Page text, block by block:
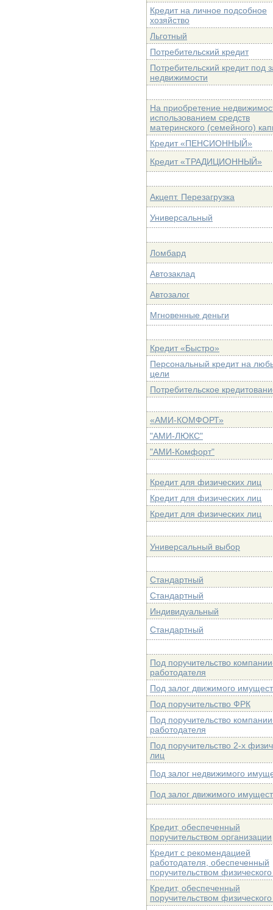
Кредит на личное подсобное
хозяйство
Льготный
Потребительский кредит
Потребительский кредит под
недвижимости
На приобретение
использованием средств
материнского (семейного)
Кредит «ПЕНСИОННЫЙ»
Кредит «ТРАДИЦИОННЫЙ»
Акцепт. Перезагрузка
Универсальный
Ломбард
Автозаклад
Автозалог
Мгновенные деньги
Кредит «Быстро»
Персональный кредит на
цели
Потребительское
«АМИ-КОМФОРТ»
"АМИ-ЛЮКС"
"АМИ-Комфорт"
Кредит для физических лиц
Кредит для физических лиц
Кредит для физических лиц
Универсальный выбор
Стандартный
Стандартный
Индивидуальный
Стандартный
Под поручительство
работодателя
Под залог движимого
Под поручительство ФРК
Под поручительство
работодателя
Под поручительство 2-х
лиц
Под залог недвижимого
Под залог движимого
Кредит, обеспеченный
поручительством организации
Кредит с рекомендацией
работодателя, обеспеченный
поручительством
Кредит, обеспеченный
поручительством